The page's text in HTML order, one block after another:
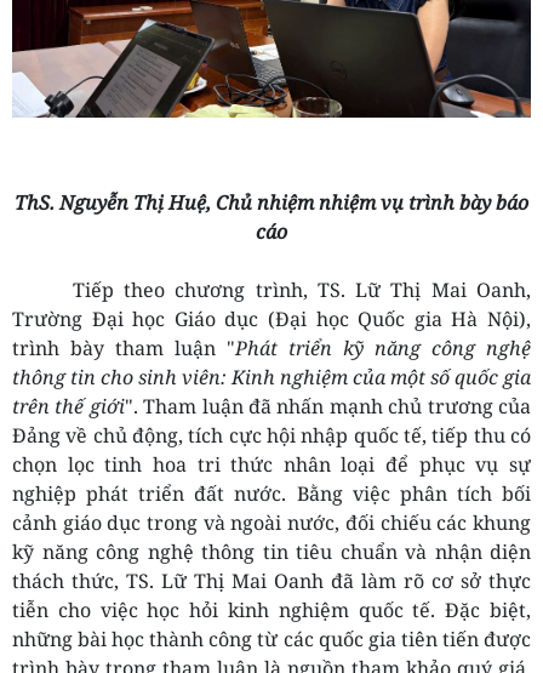
ThS. Nguyễn Thị Huệ, Chủ nhiệm nhiệm vụ trình bày báo
cáo
Tiếp theo chương trình, TS. Lữ Thị Mai Oanh,
Trường Đại học Giáo dục (Đại học Quốc gia Hà Nội),
trình bày tham luận "Phát triển kỹ năng công nghệ
thông tin cho sinh viên: Kinh nghiệm của một số quốc gia
trên thế giới". Tham luận đã nhấn mạnh chủ trương của
Đảng về chủ động, tích cực hội nhập quốc tế, tiếp thu có
chọn lọc tinh hoa tri thức nhân loại để phục vụ sự
nghiệp phát triển đất nước. Bằng việc phân tích bối
cảnh giáo dục trong và ngoài nước, đối chiếu các khung
kỹ năng công nghệ thông tin tiêu chuẩn và nhận diện
thách thức, TS. Lữ Thị Mai Oanh đã làm rõ cơ sở thực
tiễn cho việc học hỏi kinh nghiệm quốc tế. Đặc biệt,
những bài học thành công từ các quốc gia tiên tiến được